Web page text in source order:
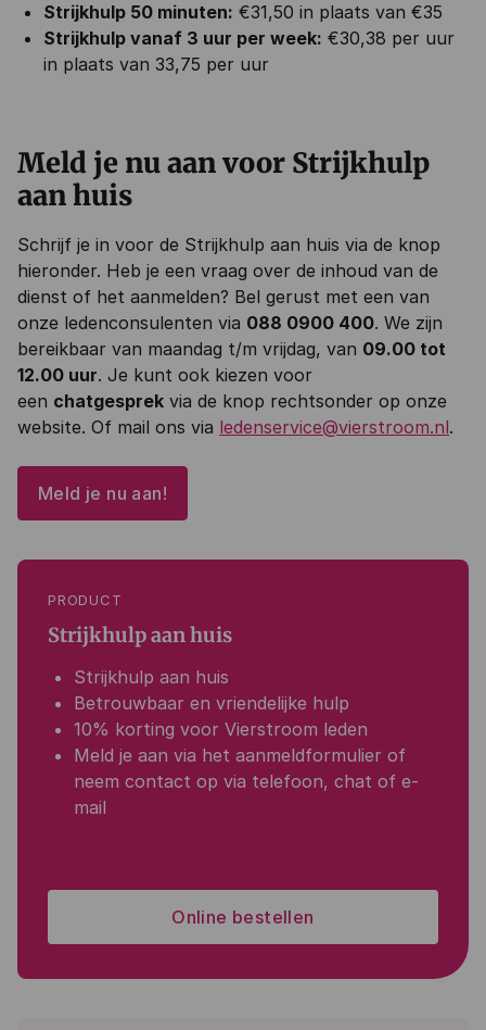
Strijkhulp 50 minuten: €31,50 in plaats van €35
Strijkhulp vanaf 3 uur per week: €30,38 per uur
in plaats van 33,75 per uur
Meld je nu aan voor Strijkhulp
aan huis
Schrijf je in voor de Strijkhulp aan huis via de knop
hieronder. Heb je een vraag over de inhoud van de
dienst of het aanmelden? Bel gerust met een van
onze ledenconsulenten via 088 0900 400. We zijn
bereikbaar van maandag t/m vrijdag, van 09.00 tot
12.00 uur. Je kunt ook kiezen voor
een chatgesprek via de knop rechtsonder op onze
website. Of mail ons via ledenservice@vierstroom.nl.
Meld je nu aan!
PRODUCT
Strijkhulp aan huis
Strijkhulp aan huis
Betrouwbaar en vriendelijke hulp
10% korting voor Vierstroom leden
Meld je aan via het aanmeldformulier of
neem contact op via telefoon, chat of e-
mail
Online bestellen